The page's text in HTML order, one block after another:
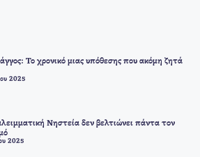
Το χρονικό μιας υπόθεσης που ακόμη ζητά
2025
Νηστεία δεν βελτιώνει πάντα τον
2025